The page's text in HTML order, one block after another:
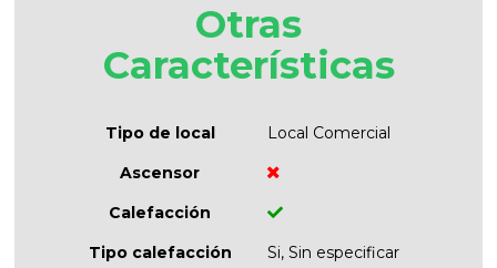
Otras
Características
Tipo de local
Local Comercial
Ascensor
Calefacción
Tipo calefacción
Si, Sin especificar